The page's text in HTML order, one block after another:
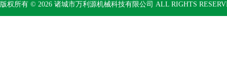
版权所有 © 2026 诸城市万利源机械科技有限公司 ALL RIGHTS